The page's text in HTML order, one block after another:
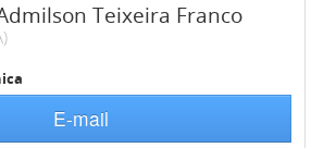
Teixeira Franco
E-mail